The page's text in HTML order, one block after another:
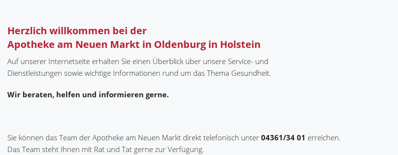
Herzlich willkommen bei der
Apotheke am Neuen Markt in Oldenburg in Holstein
Auf unserer Internetseite erhalten Sie einen Überblick über unsere Service- und
Dienstleistungen sowie wichtige Informationen rund um das Thema Gesundheit.
Wir beraten, helfen und informieren gerne.
Sie können das Team der Apotheke am Neuen Markt direkt telefonisch unter 04361/34 01 erreichen.
Das Team steht Ihnen mit Rat und Tat gerne zur Verfügung.